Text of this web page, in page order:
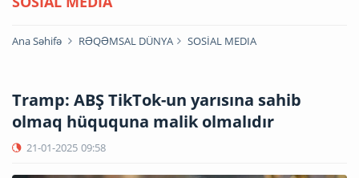
Ana Səhifə RƏQƏMSAL DÜNYA SOSİAL MEDIA
Tramp: ABŞ TikTok-un yarısına sahib
olmaq hüququna malik olmalıdır
21-01-2025 09:58